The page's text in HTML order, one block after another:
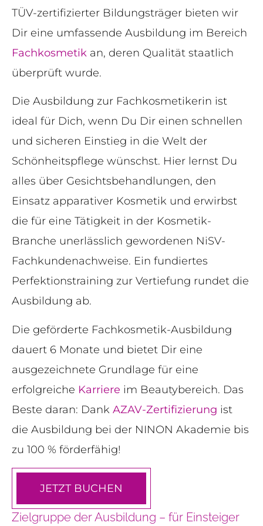
TÜV-zertifizierter Bildungsträger bieten wir
Dir eine umfassende Ausbildung im Bereich
Fachkosmetik an, deren Qualität staatlich
überprüft wurde.
Die Ausbildung zur Fachkosmetikerin ist
ideal für Dich, wenn Du Dir einen schnellen
und sicheren Einstieg in die Welt der
Schönheitspflege wünschst. Hier lernst Du
alles über Gesichtsbehandlungen, den
Einsatz apparativer Kosmetik und erwirbst
die für eine Tätigkeit in der Kosmetik-
Branche unerlässlich gewordenen NiSV-
Fachkundenachweise. Ein fundiertes
Perfektionstraining zur Vertiefung rundet die
Ausbildung ab.
Die geförderte Fachkosmetik-Ausbildung
dauert 6 Monate und bietet Dir eine
ausgezeichnete Grundlage für eine
erfolgreiche Karriere im Beautybereich. Das
Beste daran: Dank AZAV-Zertifizierung ist
die Ausbildung bei der NINON Akademie bis
zu 100 % förderfähig!
JETZT BUCHEN
Zielgruppe der Ausbildung – für Einsteiger